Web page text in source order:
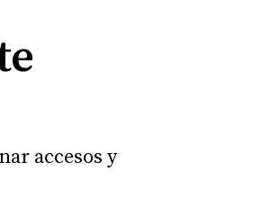
accesos y